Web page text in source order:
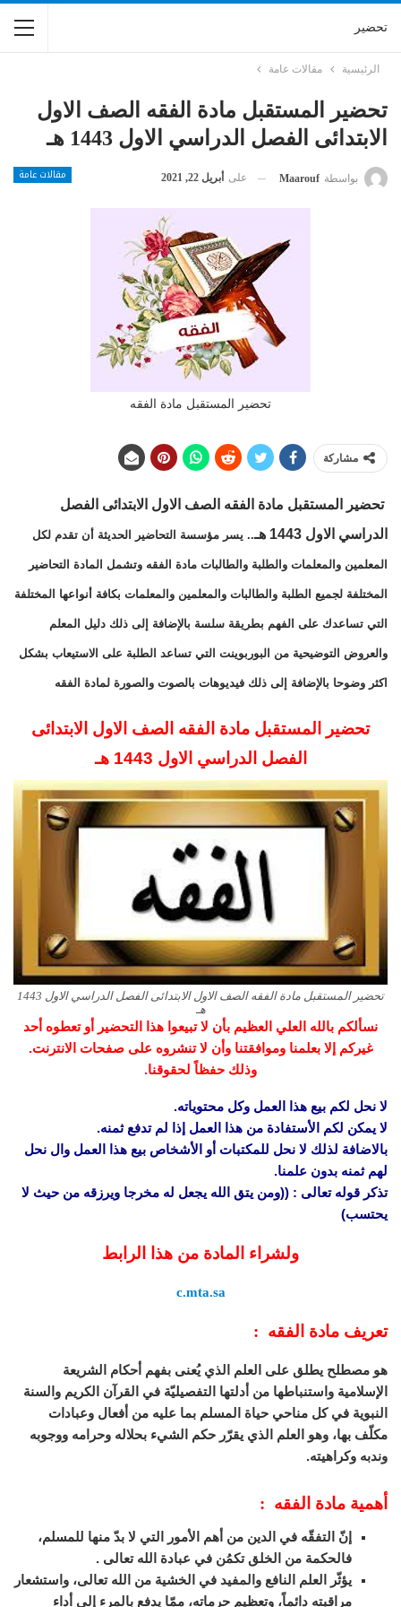
تحضير
الرئيسية مقالات عامة
تحضير المستقبل مادة الفقه الصف الاول
الابتدائى الفصل الدراسي الاول 1443 هـ
مقالات عامة بواسطة Maarouf على أبريل 22, 2021
تحضير المستقبل مادة الفقه
مشاركة
تحضير المستقبل مادة الفقه الصف الاول الابتدائى الفصل
الدراسي الاول 1443 هـ
.. يسر مؤسسة التحاضير الحديثة أن تقدم لكل
المعلمين والمعلمات والطلبة والطالبات مادة الفقه وتشمل المادة التحاضير
المختلفة لجميع الطلبة والطالبات والمعلمين والمعلمات بكافة أنواعها المختلفة
التي تساعدك على الفهم بطريقة سلسة بالإضافة إلى ذلك دليل المعلم
والعروض التوضيحية من البوربوينت التي تساعد الطلبة على الاستيعاب بشكل
اكثر وضوحا بالإضافة إلى ذلك فيديوهات بالصوت والصورة لمادة الفقه
تحضير المستقبل مادة الفقه الصف الاول الابتدائى
الفصل الدراسي الاول 1443 هـ
تحضير المستقبل مادة الفقه الصف الاول الابتدائى الفصل الدراسي الاول 1443
هـ
نسألكم بالله العلي العظيم بأن لا تبيعوا هذا التحضير أو تعطوه أحد
غيركم إلا بعلمنا وموافقتنا وأن لا تنشروه على صفحات الانترنت.
وذلك حفظاً لحقوقنا.
لا نحل لكم بيع هذا العمل وكل محتوياته.
لا يمكن لكم الأستفادة من هذا العمل إذا لم تدفع ثمنه.
بالاضافة لذلك لا نحل للمكتبات أو الأشخاص بيع هذا العمل وال نحل
لهم ثمنه بدون علمنا.
تذكر قوله تعالى : ((ومن يتق الله يجعل له مخرجا ويرزقه من حيث لا
يحتسب)
ولشراء المادة من هذا الرابط
c.mta.sa
تعريف مادة الفقه :
هو مصطلح يطلق على العلم الذي يُعنى بفهم أحكام الشريعة
الإسلامية واستنباطها من أدلتها التفصيليّة في القرآن الكريم والسنة
النبوية في كل مناحي حياة المسلم بما عليه من أفعال وعبادات
مكلّف بها، وهو العلم الذي يقرّر حكم الشيء بحلاله وحرامه ووجوبه
وندبه وكراهيته.
أهمية مادة الفقه :
إنّ التفقّه في الدين من أهم الأمور التي لا بدّ منها للمسلم،
فالحكمة من الخلق تكمُن في عبادة الله تعالى .
يؤثّر العلم النافع والمفيد في الخشية من الله تعالى، واستشعار
مراقبته دائماً، وتعظيم حرماته، ممّا يدفع بالمرء إلى أداء